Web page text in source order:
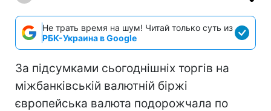
Не трать время на шум! Читай только суть из
РБК-Украина в Google
За підсумками сьогоднішніх торгів на
міжбанківській валютній біржі
європейська валюта подорожчала по